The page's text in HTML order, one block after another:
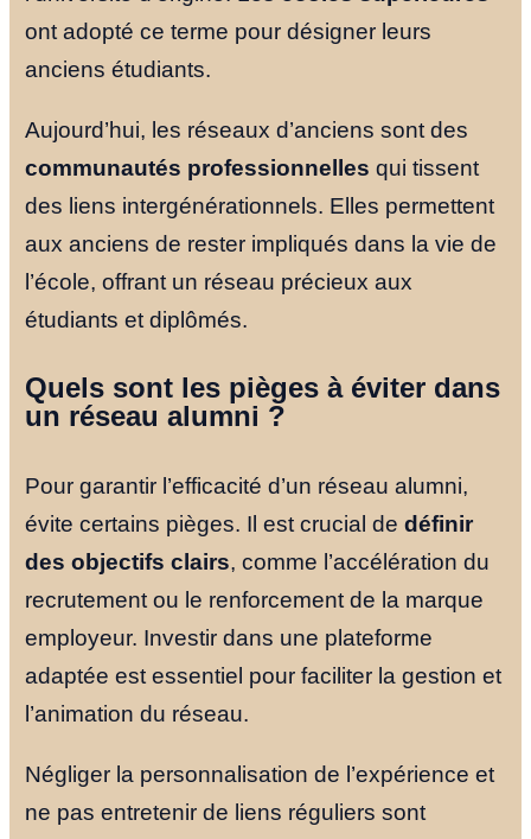
ont adopté ce terme pour désigner leurs
anciens étudiants.
Aujourd’hui, les réseaux d’anciens sont des
communautés professionnelles qui tissent
des liens intergénérationnels. Elles permettent
aux anciens de rester impliqués dans la vie de
l’école, offrant un réseau précieux aux
étudiants et diplômés.
Quels sont les pièges à éviter dans
un réseau alumni ?
Pour garantir l’efficacité d’un réseau alumni,
évite certains pièges. Il est crucial dedéfinir
des objectifs clairs, comme l’accélération du
recrutement ou le renforcement de la marque
employeur. Investir dans une plateforme
adaptée est essentiel pour faciliter la gestion et
l’animation du réseau.
Négliger la personnalisation de l’expérience et
ne pas entretenir de liens réguliers sont